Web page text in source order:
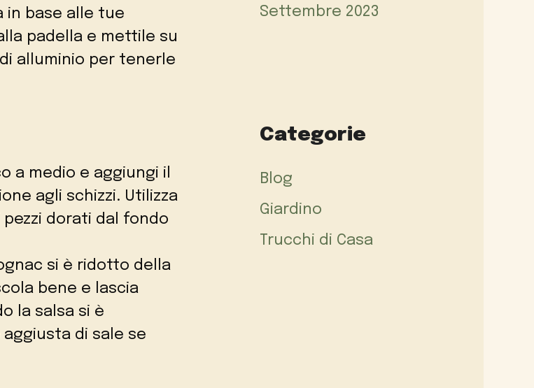
in base alle tue
padella e mettile su
alluminio per tenerle
a medio e aggiungi il
agli schizzi. Utilizza
dorati dal fondo
si è ridotto della
bene e lascia
la salsa si è
di sale se
Settembre 2023
Categorie
Blog
Giardino
Trucchi di Casa